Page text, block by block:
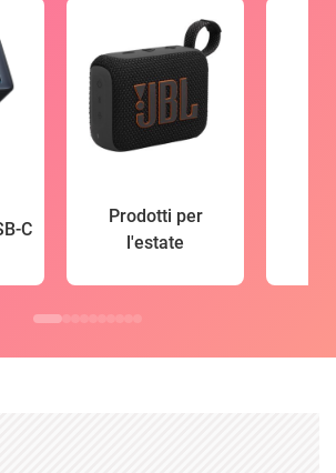
C
Prodotti per
l'estate